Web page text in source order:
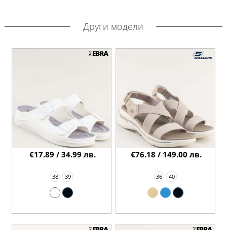
Други модели
38 39
€17.89 / 34.99 лв.
36 40
€76.18 / 149.00 лв.